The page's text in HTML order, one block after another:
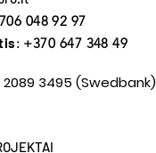
048 92 97
: +370 647 348 49
2089 3495 (Swedbank)